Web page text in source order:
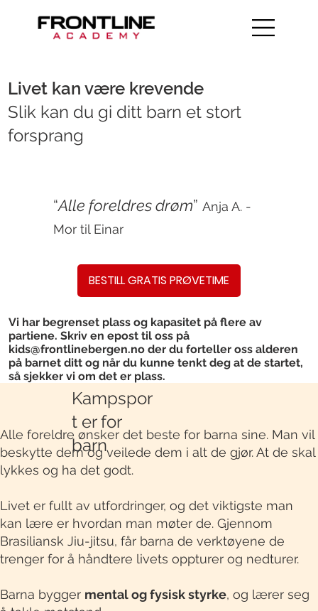
Livet kan være krevende
Slik kan du gi ditt barn et stort
forsprang
“Alle foreldres drøm”Anja A. -
Mor til Einar
BESTILL GRATIS PRØVETIME
Vi har begrenset plass og kapasitet på flere av
partiene. Skriv en epost til oss på
kids@frontlinebergen.noder du forteller oss alderen
på barnet ditt og når du kunne tenkt deg at de startet,
så sjekker vi om det er plass.
Kampspor
t er for
barn
Alle foreldre ønsker det beste for barna sine. Man vil
beskytte dem og veilede dem i alt de gjør. At de skal
lykkes og ha det godt.
Livet er fullt av utfordringer, og det viktigste man
kan lære er hvordan man møter de. Gjennom
Brasiliansk Jiu-jitsu, får barna de verktøyene de
trenger for å håndtere livets oppturer og nedturer.
Barna bygger mental og fysisk styrke, og lærer seg